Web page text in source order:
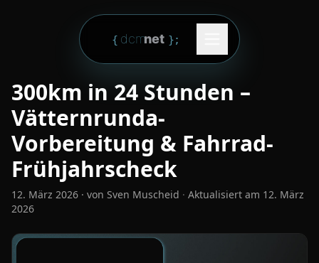
Zum Inhalt springen
{ dcmnet };
300km in 24 Stunden –
Vätternrunda-
Vorbereitung & Fahrrad-
Frühjahrscheck
12. März 2026 · von Sven Muscheid · Aktualisiert am 12. März
2026